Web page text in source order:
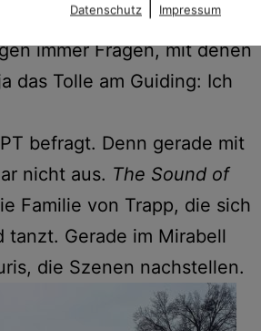
noch etwas ausbauen.
immer Fragen, mit denen
das Tolle am Guiding: Ich
befragt. Denn gerade mit
nicht aus. The Sound of
Familie von Trapp, die sich
Gerade im Mirabell
die Szenen nachstellen.
Datenschutz Impressum